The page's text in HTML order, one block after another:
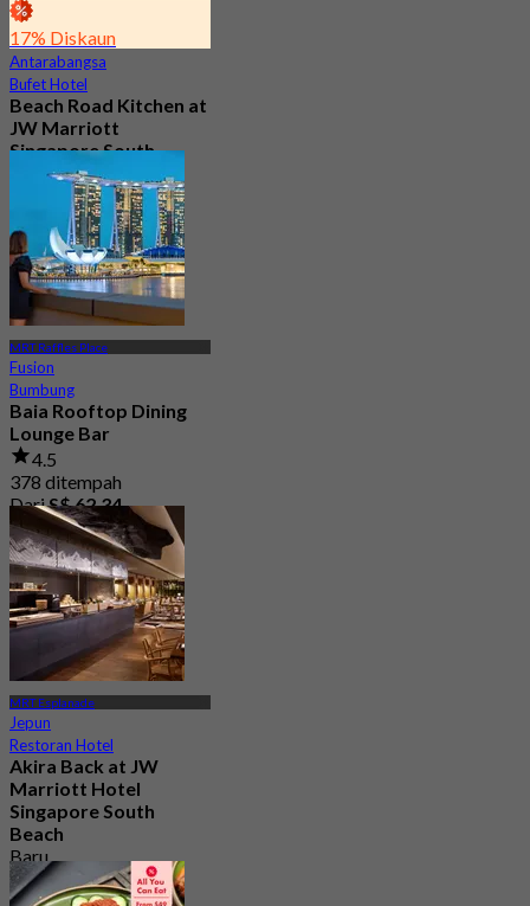
17% Diskaun
Antarabangsa
Bufet Hotel
Beach Road Kitchen at
JW Marriott
Singapore South
Beach
247 ditempah
DariS$ 78
MRT Raffles Place
Fusion
Bumbung
Baia Rooftop Dining
Lounge Bar
4.5
378 ditempah
DariS$ 62.34
MRT Esplanade
Jepun
Restoran Hotel
Akira Back at JW
Marriott Hotel
Singapore South
Beach
Baru
4.4
DariS$ 94